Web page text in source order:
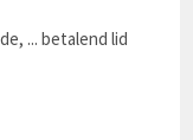
... betalend lid